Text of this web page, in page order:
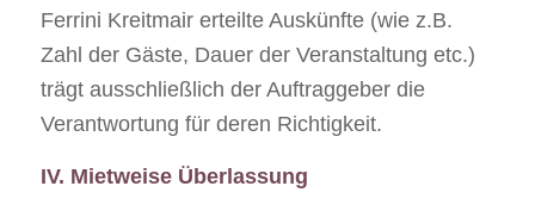
Ferrini Kreitmair erteilte Auskünfte (wie z.B.
Zahl der Gäste, Dauer der Veranstaltung etc.)
trägt ausschließlich der Auftraggeber die
Verantwortung für deren Richtigkeit.
IV. Mietweise Überlassung